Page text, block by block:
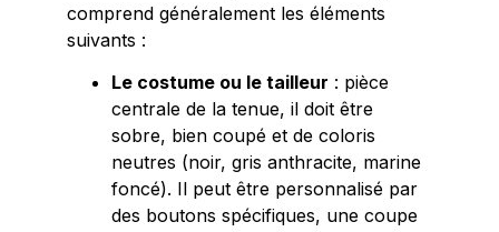
comprend généralement les éléments
suivants :
Le costume ou le tailleur : pièce
centrale de la tenue, il doit être
sobre, bien coupé et de coloris
neutres (noir, gris anthracite, marine
foncé). Il peut être personnalisé par
des boutons spécifiques, une coupe